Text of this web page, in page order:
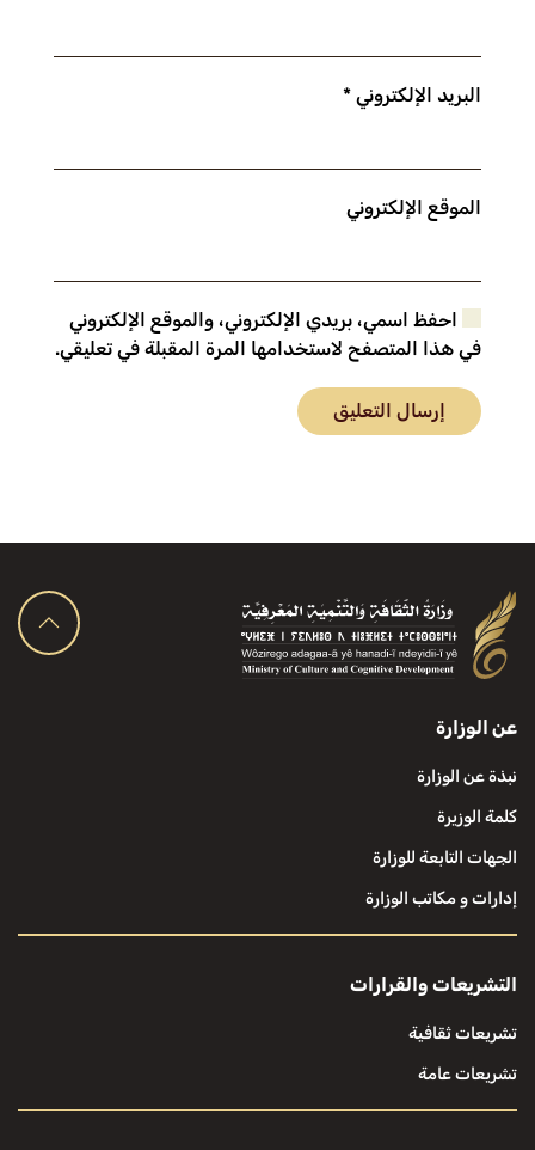
البريد الإلكتروني *
الموقع الإلكتروني
احفظ اسمي، بريدي الإلكتروني، والموقع الإلكتروني
في هذا المتصفح لاستخدامها المرة المقبلة في تعليقي.
إرسال التعليق
عن الوزارة
نبذة عن الوزارة
كلمة الوزيرة
الجهات التابعة للوزارة
إدارات و مكاتب الوزارة
التشريعات والقرارات
تشريعات ثقافية
تشريعات عامة